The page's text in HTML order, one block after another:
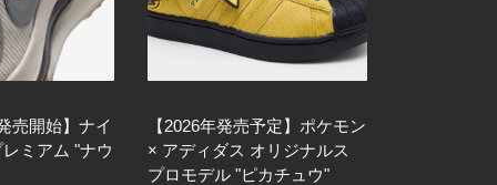
売開始】ナイ
ミアム "ナウ
【2026年発売予定】ポケモン
× アディダス オリジナルス
プロモデル "ピカチュウ"